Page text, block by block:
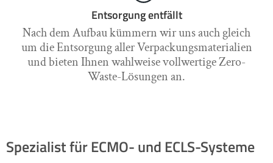
Entsorgung entfällt
Nach dem Aufbau kümmern wir uns auch gleich
um die Entsorgung aller Verpackungsmaterialien
und bieten Ihnen wahlweise vollwertige Zero-
Waste-Lösungen an.
Spezialist für ECMO- und ECLS-Systeme